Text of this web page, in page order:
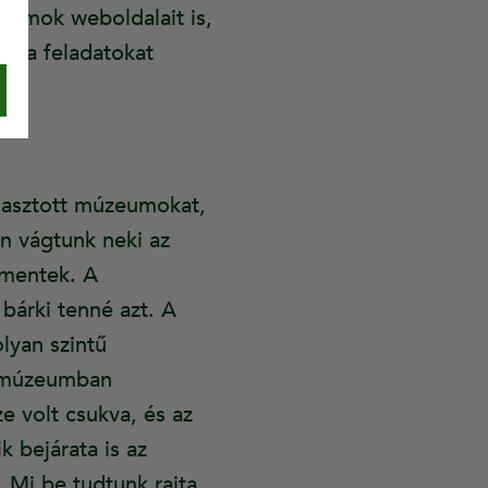
weboldalait is,
a feladatokat
múzeumokat,
vágtunk neki az
A
tenné azt. A
szintű
volt csukva, és az
bejárata is az